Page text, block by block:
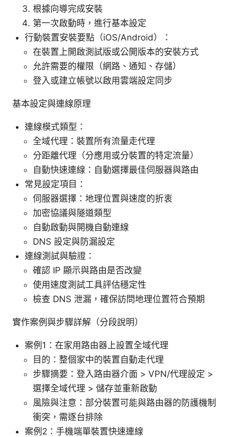
根據向導完成安裝
第一次啟動時，進行基本設定
行動裝置安裝要點（iOS/Android）：
在裝置上開啟測試版或公開版本的安裝方式
允許需要的權限（網路、通知、存儲）
登入或建立帳號以啟用雲端設定同步
基本設定與連線原理
連線模式類型：
全域代理：裝置所有流量走代理
分距離代理（分應用或分裝置的特定流量）
自動快速連線：自動選擇最佳伺服器與路由
常見設定項目：
伺服器選擇：地理位置與速度的折衷
加密協議與隧道類型
自動啟動與開機自動連線
DNS 設定與防漏設定
連線測試與驗證：
確認 IP 顯示與路由是否改變
使用速度測試工具評估穩定性
檢查 DNS 泄漏，確保訪問地理位置符合預期
實作案例與步驟詳解（分段說明）
案例1：在家用路由器上設置全域代理
目的：整個家中的裝置自動走代理
步驟摘要：登入路由器介面 > VPN/代理設定 >
選擇全域代理 > 儲存並重新啟動
風險與注意：部分裝置可能與路由器的防護機制
衝突，需逐台排除
案例2：手機端單裝置快速連線